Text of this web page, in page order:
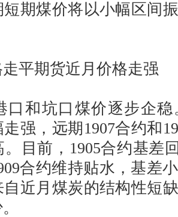
短期煤价将以小幅区间
期货近月价格走强
和坑口煤价逐步企稳
走强，远期1907合约和
目前，1905合约基差
合约维持贴水，基差
近月煤炭的结构性短